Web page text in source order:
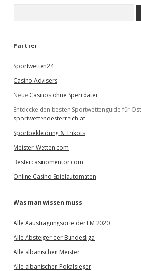
e
Partner
Sportwetten24
Casino Advisers
Neue Casinos ohne Sperrdatei
Entdecke den besten Sportwettenguide für
sportwettenoesterreich.at
Sportbekleidung & Trikots
Meister-Wetten.com
Bestercasinomentor.com
Online Casino Spielautomaten
Was man wissen muss
Alle Aaustragungsorte der EM 2020
Alle Absteiger der Bundesliga
Alle albanischen Meister
Alle albanischen Pokalsieger